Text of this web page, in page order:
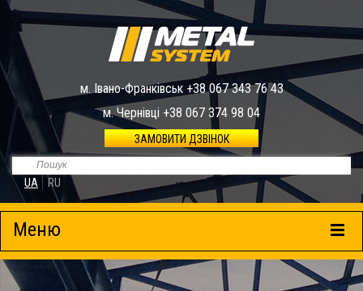
м. Івано-Франківськ +38 067 343 76 43
м. Чернівці +38 067 374 98 04
ЗАМОВИТИ ДЗВІНОК
UA RU
Меню